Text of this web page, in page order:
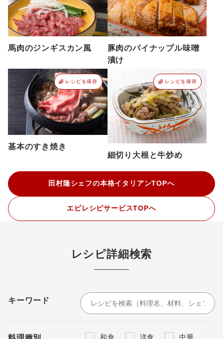
馬肉のジンギスカン風
豚肉のパイナップル味噌
漬け
レシピを保存
基本のすき焼き
レシピを保存
細切り大根と牛炒め
田村隆シェフの本格イタリアンTOPへ
エピレシピサービスTOPへ
レシピ詳細検索
キーワード
和食 洋食
中華